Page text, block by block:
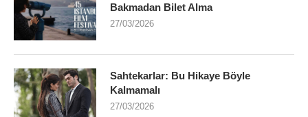
Bakmadan Bilet Alma
27/03/2026
Sahtekarlar: Bu Hikaye Böyle
Kalmamalı
27/03/2026